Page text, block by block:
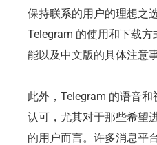
保持联系的用户的理想之
Telegram 的使用和下载
能以及中文版的具体注意
此外，Telegram 的语音
认可，尤其对于那些希望
的用户而言。许多消息平